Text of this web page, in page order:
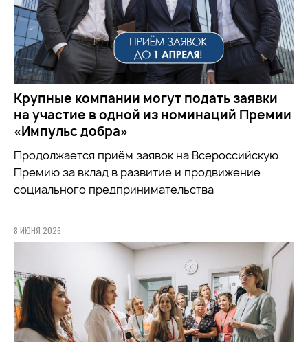
Крупные компании могут подать заявки
на участие в одной из номинаций Премии
«Импульс добра»
Продолжается приём заявок на Всероссийскую
Премию за вклад в развитие и продвижение
социального предпринимательства
8 ИЮНЯ 2026